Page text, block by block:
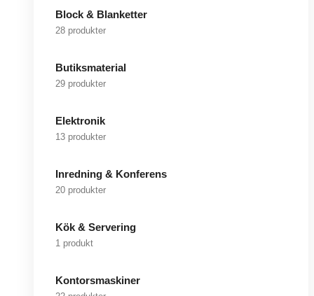
Block & Blanketter
28 produkter
Butiksmaterial
29 produkter
Elektronik
13 produkter
Inredning & Konferens
20 produkter
Kök & Servering
1 produkt
Kontorsmaskiner